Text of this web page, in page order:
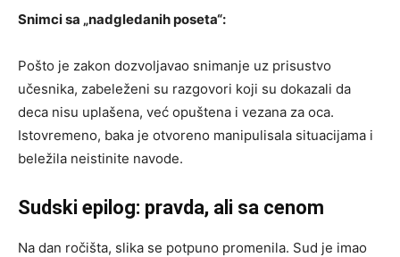
Snimci sa „nadgledanih poseta“:
Pošto je zakon dozvoljavao snimanje uz prisustvo
učesnika, zabeleženi su razgovori koji su dokazali da
deca nisu uplašena, već opuštena i vezana za oca.
Istovremeno, baka je otvoreno manipulisala situacijama i
beležila neistinite navode.
Sudski epilog: pravda, ali sa cenom
Na dan ročišta, slika se potpuno promenila. Sud je imao